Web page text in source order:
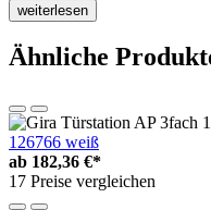
weiterlesen
Ähnliche
126766 weiß
ab 182,36 €*
17 Preise vergleichen